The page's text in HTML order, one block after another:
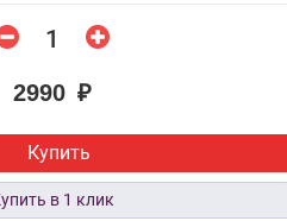
2990 ₽
Купить